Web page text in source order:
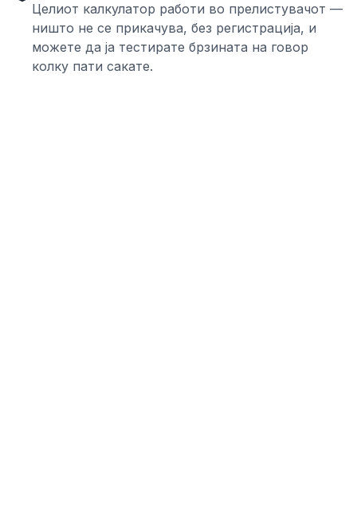
Целиот калкулатор работи во прелистувачот —
ништо не се прикачува, без регистрација, и
можете да ја тестирате брзината на говор
колку пати сакате.